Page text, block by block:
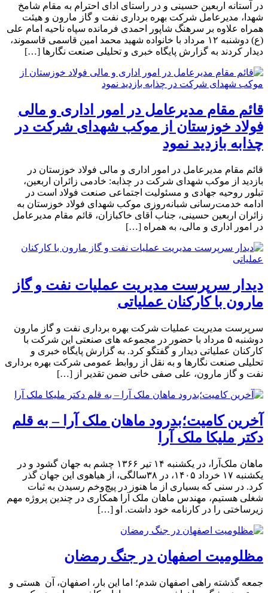
در آستانه اربعین حسینی و در راستای ادای احترام به مقام شامخ
شهدا، مدیرعامل شرکت بهره برداری نفت و گاز مارون و هیئت
همراه علاوه بر سرهنگ شاپور احمدی فرمانده سپاه ناحیه امام علی
(ع) دوشنبه ۱۲ مرداد با خانواده شهید محمد امین قاسمی قاسموند،
دیدار کردند به گزارش پایگاه خبری و تحلیلی صنعت نگارها […]
قائم مقام مدیرعامل در امور اداری و مالی
فولاد خوزستان از موکب شهدای شرکت در
چذابه بازدید نمود
قائم مقام مدیرعامل در امور اداری و مالی فولاد خوزستان در
بازدید از موکب شهدای شرکت در چذابه: خادمی زائران اربعین،
تبلور روحیه جهادی و مسئولیت اجتماعی صنعت فولاد است در
ادامه خدمت‌رسانی شبانه‌روزی موکب شهدای فولاد خوزستان به
زائران اربعین حسینی، جناب آقای خاکبازان، قائم مقام مدیرعامل
در امور اداری و مالی، به همراه […]
دیدار سرپرست مدیریت عملیات نفت و گاز
مارون با کارکنان عملیاتی
سرپرست مدیریت عملیات شرکت بهره برداری نفت و گاز مارون
دوشنبه ۵ مرداد با حضور در مجموعه های صنعتی این شرکت با
کارکنان عملیاتی دیدار و گفتگو کرد. به گزارش پایگاه خبری و
تحلیلی صنعت نگارها و به نقل از روابط عمومی شرکت بهره برداری
نفت و گاز مارون، علی صفی خانی ضمن تقدیر از […]
آخرین کامیت؛بدرود ماهان ملک آرا – به قلم
دکتر ملیکا ملک آرا
ماهان ملک‌آرا، در یکشنبه ۱۴ تیر ۱۳۶۶ چشم به جهان گشود و در
یکشنبه ۱۷ خرداد ۱۴۰۵، در ۳۸سالگی، از هیاهوی این جهان گذر
کرد. در سنی که بسیاری از ما هنوز در پیچ‌وخم رسیدن به ثبات
شغلی هستیم، مهندس ماهان ملک آرا همکاری در چندین پروژه مهم
زیرساختی را در کارنامه خود داشت. او […]
مظلومیت اصفهان در جنگ رمضان
جمعه گذشته راهی اصفهان شدم؛ اما این بار، اصفهان، آن هستی و